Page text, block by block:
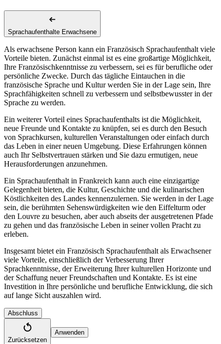
Sprachaufenthalte Erwachsene
Als erwachsene Person kann ein Französisch Sprachaufenthalt viele
Vorteile bieten. Zunächst einmal ist es eine großartige Möglichkeit,
Ihre Französischkenntnisse zu verbessern, sei es für berufliche oder
persönliche Zwecke. Durch das tägliche Eintauchen in die
französische Sprache und Kultur werden Sie in der Lage sein, Ihre
Sprachfähigkeiten schnell zu verbessern und selbstbewusster in der
Sprache zu werden.
Ein weiterer Vorteil eines Sprachaufenthalts ist die Möglichkeit,
neue Freunde und Kontakte zu knüpfen, sei es durch den Besuch
von Sprachkursen, kulturellen Veranstaltungen oder einfach durch
das Leben in einer neuen Umgebung. Diese Erfahrungen können
auch Ihr Selbstvertrauen stärken und Sie dazu ermutigen, neue
Herausforderungen anzunehmen.
Ein Sprachaufenthalt in Frankreich kann auch eine einzigartige
Gelegenheit bieten, die Kultur, Geschichte und die kulinarischen
Köstlichkeiten des Landes kennenzulernen. Sie werden in der Lage
sein, die berühmten Sehenswürdigkeiten wie den Eiffelturm oder
den Louvre zu besuchen, aber auch abseits der ausgetretenen Pfade
zu gehen und das französische Leben in seiner vollen Pracht zu
erleben.
Insgesamt bietet ein Französisch Sprachaufenthalt als Erwachsener
viele Vorteile, einschließlich der Verbesserung Ihrer
Sprachkenntnisse, der Erweiterung Ihrer kulturellen Horizonte und
der Schaffung neuer Freundschaften und Kontakte. Es ist eine
Investition in Ihre persönliche und berufliche Entwicklung, die sich
auf lange Sicht auszahlen wird.
Abschluss
Zurücksetzen
Anwenden